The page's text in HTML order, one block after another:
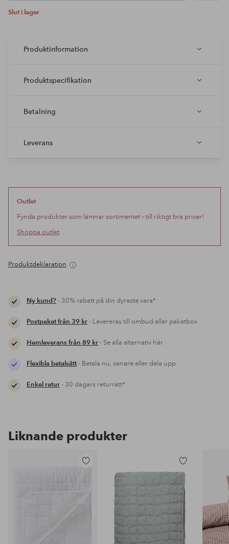
Slut i lager
Produktinformation
Produktspecifikation
Betalning
Leverans
Outlet
Fynda produkter som lämnar sortimentet – till riktigt bra priser!
Shoppa outlet
Produktdeklaration
Ny kund?- 30% rabatt på din dyraste vara*
Postpaket från 39 kr- Levereras till ombud eller paketbox
Hemleverans från 89 kr- Se alla alternativ här
Flexibla betalsätt- Betala nu, senare eller dela upp
Enkel retur- 30 dagars returrätt*
Liknande produkter
favoriter
Lägg
till
i
favoriter